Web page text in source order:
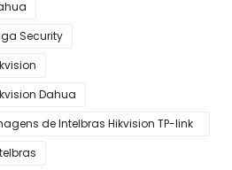
Security
Dahua
Imagens de Intelbras Hikvision TP-link